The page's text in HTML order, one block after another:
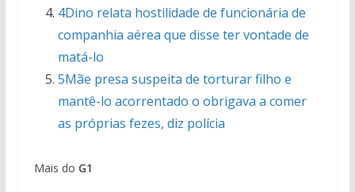
4Dino relata hostilidade de funcionária de
companhia aérea que disse ter vontade de
matá-lo
5Mãe presa suspeita de torturar filho e
mantê-lo acorrentado o obrigava a comer
as próprias fezes, diz polícia
Mais do G1